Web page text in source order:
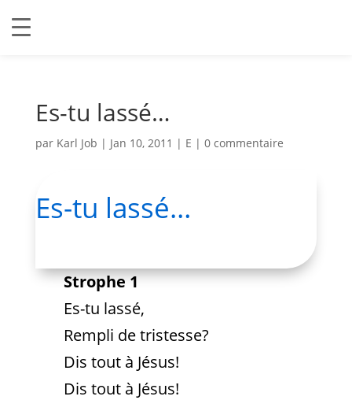
Es-tu lassé…
par Karl Job | Jan 10, 2011 | E | 0 commentaire
Es-tu lassé…
Strophe 1
Es-tu lassé,
Rempli de tristesse?
Dis tout à Jésus!
Dis tout à Jésus!